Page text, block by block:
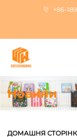
+86-
Новини
ДОМАШНЯ